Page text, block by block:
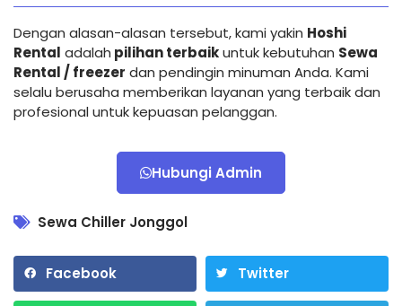
Dengan alasan-alasan tersebut, kami yakin Hoshi
Rental adalah pilihan terbaikuntuk kebutuhan Sewa
Rental / freezer dan pendingin minuman Anda. Kami
selalu berusaha memberikan layanan yang terbaik dan
profesional untuk kepuasan pelanggan.
Hubungi Admin
Sewa Chiller Jonggol
Facebook Twitter